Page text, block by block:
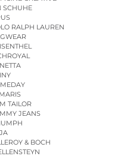
SCHUHE
RALPH LAUREN
TAILOR
JEANS
& BOCH